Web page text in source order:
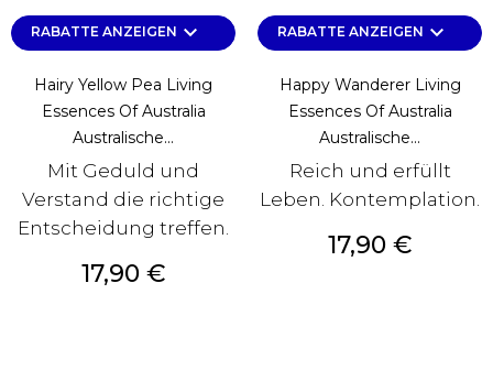
RABATTE ANZEIGEN keyboard_arrow_down
Hairy Yellow Pea Living
Essences Of Australia
Australische...
Mit Geduld und
Verstand die richtige
Entscheidung treffen.
Preis
17,90 €
RABATTE ANZEIGEN keyboard_arrow_down
Happy Wanderer Living
Essences Of Australia
Australische...
Reich und erfüllt
Leben. Kontemplation.
Preis
17,90 €